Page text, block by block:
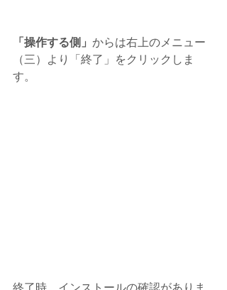
「操作する側」 からは右上のメニュー
（三）より「終了」をクリックしま
す。
終了時、インストールの確認がありま